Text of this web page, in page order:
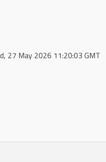
27 May 2026 11:20:03 GMT